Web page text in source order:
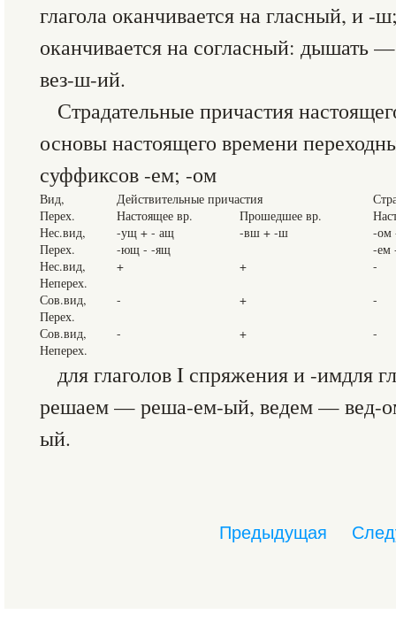
глагола оканчивается на гласный, и -
оканчивается на согласный:
вез-ш-ий.
Страдательные причастия
основы настоящего времени
суффиксов -ем; -ом
Вид,
Перех.
Действительные причастия
Настоящее вр.
Прошедшее вр.
Нес.вид,
Перех.
-ущ + - ащ
-ющ - -ящ
-вш + -ш
-ом
-ем
Нес.вид,
Неперех.
+ +
-
Сов.вид,
Перех.
- +
-
Сов.вид,
Неперех.
- + -
для глаголов I спряжения и -имдля
решаем — реша-ем-ый, ведем — вед-
ый.
Предыдущая